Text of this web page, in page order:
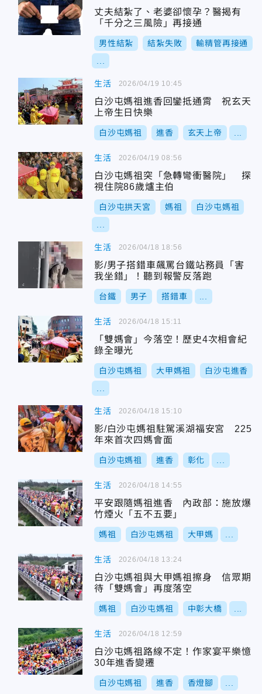
丈夫結紮了、老婆卻懷孕？醫揭有
「千分之三風險」再接通
男性結紮 結紮失敗 輸精管再接通
生活
白沙屯媽祖進香回鑾抵通霄 祝玄天
上帝生日快樂
白沙屯媽祖 進香 玄天上帝
2026/04/19 10:45
生活
白沙屯媽祖突「急轉彎衝醫院」 探
視住院86歲爐主伯
白沙屯拱天宮 媽祖 白沙屯媽祖
2026/04/19 08:56
生活
影/男子搭錯車飆罵台鐵站務員「害
我坐錯」！聽到報警反落跑
台鐵 男子 搭錯車
2026/04/18 18:56
生活
「雙媽會」今落空！歷史4次相會紀
錄全曝光
白沙屯媽祖 大甲媽祖 白沙屯進香
2026/04/18 15:11
生活
影/白沙屯媽祖駐駕溪湖福安宮 225
年來首次四媽會面
白沙屯媽祖 進香 彰化
2026/04/18 15:10
生活
平安跟隨媽祖進香 內政部：施放爆
竹煙火「五不五要」
媽祖 白沙屯媽祖 大甲媽
2026/04/18 14:55
生活
白沙屯媽祖與大甲媽祖擦身 信眾期
待「雙媽會」再度落空
媽祖 白沙屯媽祖 中彰大橋
2026/04/18 13:24
生活
白沙屯媽祖路線不定！作家宴平樂憶
30年進香變遷
白沙屯媽祖 進香 香燈腳
2026/04/18 12:59